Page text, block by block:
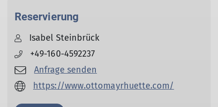
Reservierung
Isabel Steinbrück
+49-160-4592237
Anfrage senden
https://www.ottomayrhuette.com/